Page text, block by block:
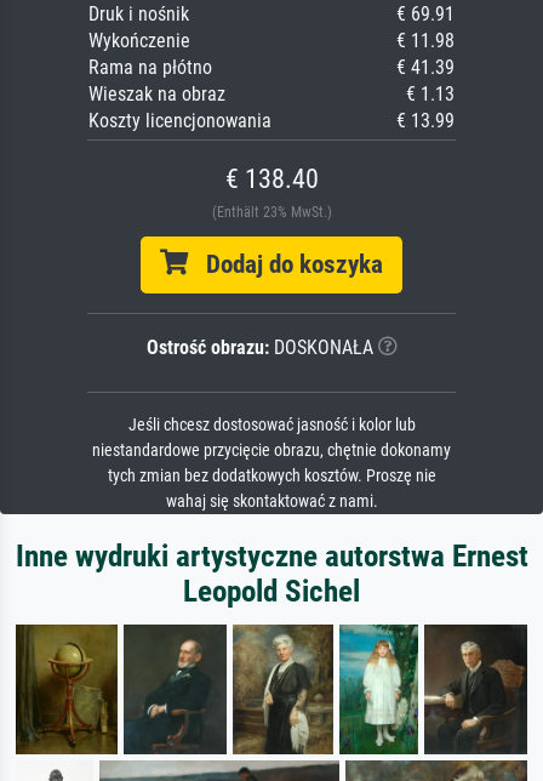
Druk i nośnik
€ 69.91
Wykończenie
€ 11.98
Rama na płótno
€ 41.39
Wieszak na obraz
€ 1.13
Koszty licencjonowania
€ 13.99
€ 138.40
(Enthält 23% MwSt.)
Dodaj do koszyka
Ostrość obrazu:DOSKONAŁA
Jeśli chcesz dostosować jasność i kolor lub
niestandardowe przycięcie obrazu, chętnie dokonamy
tych zmian bez dodatkowych kosztów. Proszę nie
wahaj się skontaktować z nami.
Inne wydruki artystyczne autorstwa Ernest
Leopold Sichel